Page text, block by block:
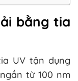
bằng tia
UV tận dụng
từ 100 nm